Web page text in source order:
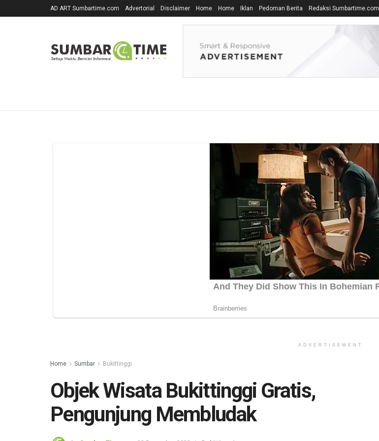
AD ART Sumbartime.com Advertorial Disclaimer Home Home Iklan Pedoman Berita Redaksi Sumbartime.com
ADVERTISEMENT
Home Sumbar Bukittinggi
Objek Wisata Bukittinggi Gratis,
Pengunjung Membludak